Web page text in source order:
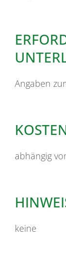
Angaben
abhängig
keine